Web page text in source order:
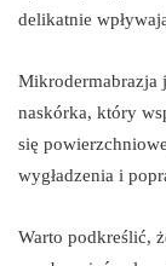
delikatnie
Mikrodermabrazja
naskórka, który
się
wygładzenia i
Warto podkreślić,